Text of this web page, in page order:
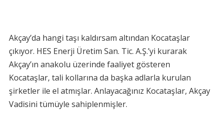
Akçay’da hangi taşı kaldırsam altından Kocataşlar
çıkıyor. HES Enerji Üretim San. Tic. A.Ş.’yi kurarak
Akçay’ın anakolu üzerinde faaliyet gösteren
Kocataşlar, tali kollarına da başka adlarla kurulan
şirketler ile el atmışlar. Anlayacağınız Kocataşlar, Akçay
Vadisini tümüyle sahiplenmişler.